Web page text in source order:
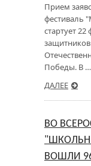
Прием
фестиваль
стартует
Победы. В …
ДАЛЕЕ
ВО
ВОШЛИ